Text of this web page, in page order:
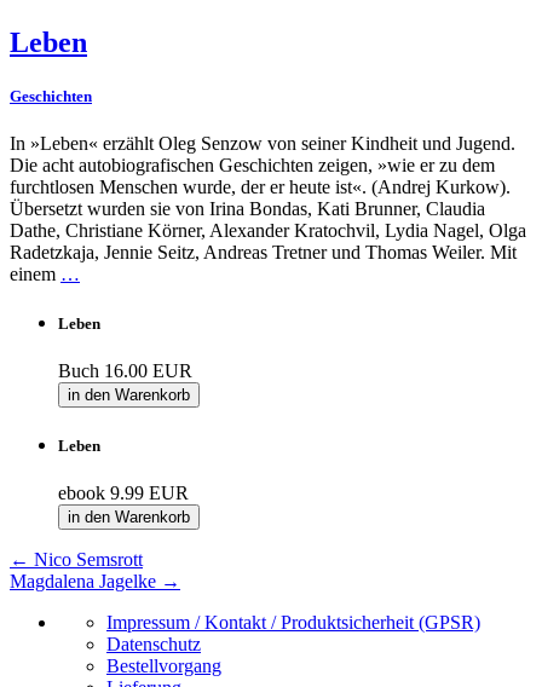
Leben
Geschichten
In »Leben« erzählt Oleg Senzow von seiner Kindheit und Jugend.
Die acht autobiografischen Geschichten zeigen, »wie er zu dem
furchtlosen Menschen wurde, der er heute ist«. (Andrej Kurkow).
Übersetzt wurden sie von Irina Bondas, Kati Brunner, Claudia
Dathe, Christiane Körner, Alexander Kratochvil, Lydia Nagel, Olga
Radetzkaja, Jennie Seitz, Andreas Tretner und Thomas Weiler. Mit
einem …
Leben
Buch 16.00 EUR
in den Warenkorb
Leben
ebook 9.99 EUR
in den Warenkorb
← Nico Semsrott
Magdalena Jagelke →
Impressum / Kontakt / Produktsicherheit (GPSR)
Datenschutz
Bestellvorgang